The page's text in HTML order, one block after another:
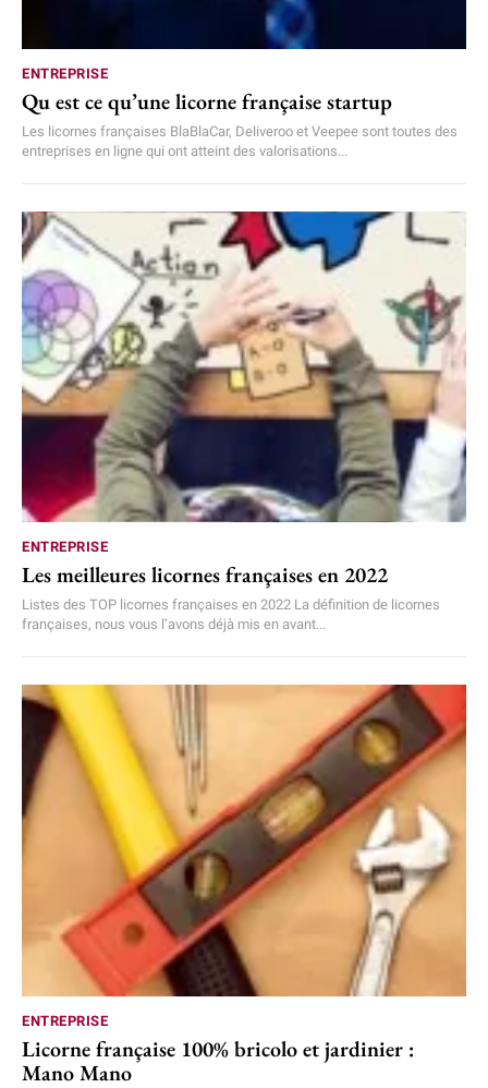
ENTREPRISE
Qu est ce qu’une licorne française startup
Les licornes françaises BlaBlaCar, Deliveroo et Veepee sont toutes des
entreprises en ligne qui ont atteint des valorisations...
ENTREPRISE
Les meilleures licornes françaises en 2022
Listes des TOP licornes françaises en 2022 La définition de licornes
françaises, nous vous l’avons déjà mis en avant...
ENTREPRISE
Licorne française 100% bricolo et jardinier :
Mano Mano